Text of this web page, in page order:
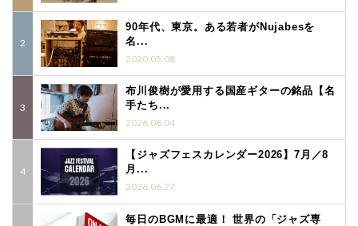
90年代、東京。ある若者がNujabesを
名...
2020.05.08
布川俊樹が愛用する国産ギターの銘品【名
手たち...
2026.08.04
【ジャズフェスカレンダー2026】7月／8
月...
2026.06.27
毎日のBGMに最適！ 世界の「ジャズ専